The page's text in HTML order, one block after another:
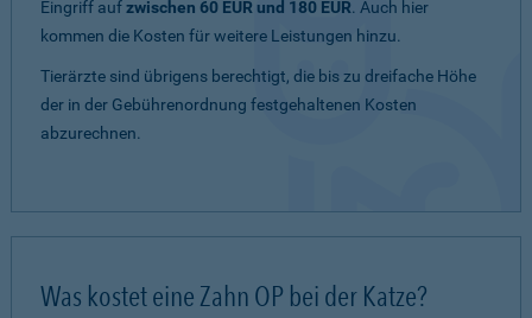
Eingriff aufzwischen 60 EUR und 180 EUR. Auch hier
kommen die Kosten für weitere Leistungen hinzu.
Tierärzte sind übrigens berechtigt, die bis zu dreifache Höhe
der in der Gebührenordnung festgehaltenen Kosten
abzurechnen.
Was kostet eine Zahn OP bei der Katze?